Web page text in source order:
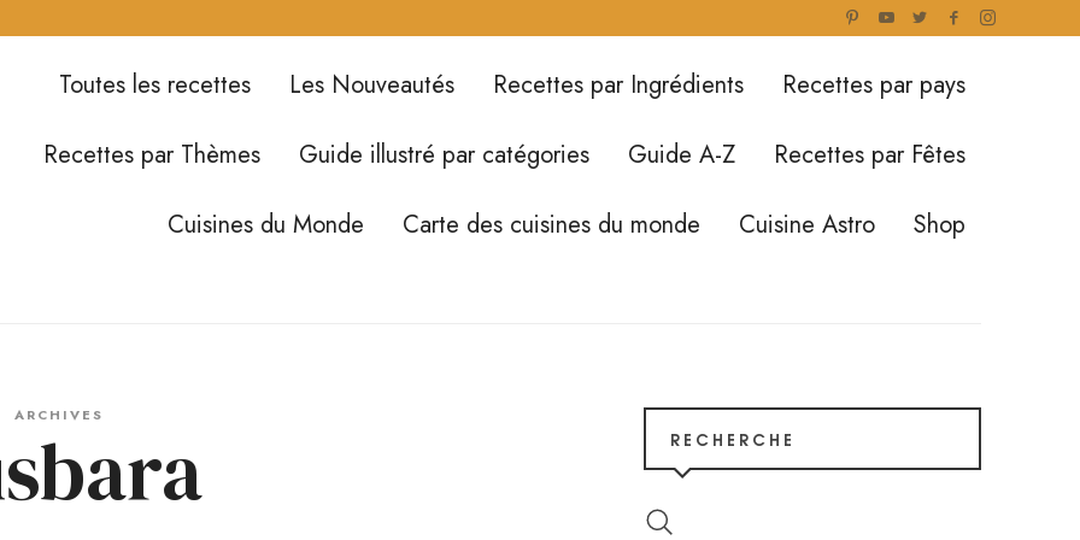
Toutes les recettes Les Nouveautés Recettes par Ingrédients
Recettes par pays
Recettes par Thèmes
Guide illustré par catégories Guide A-Z
Recettes par Fêtes
Cuisines du Monde
Carte des cuisines du monde Cuisine Astro Shop
ARCHIVES
RECHERCHE